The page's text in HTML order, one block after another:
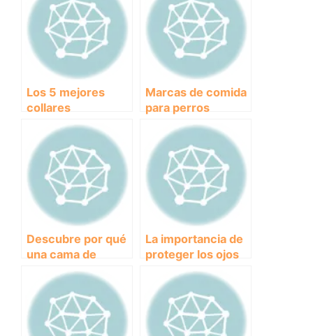
Los 5 mejores
collares
antiparasitarios
para mantener a
tus mascotas
libres de pulgas y
garrapatas
Marcas de comida
para perros
recomendadas por
expertos en
alimentación
canina
Descubre por qué
una cama de
viscoelástica es la
mejor opción para
tu perro
La importancia de
proteger los ojos
de tu perro con
gafas de sol.